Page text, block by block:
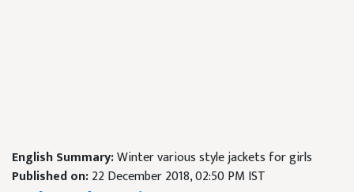
English Summary:Winter various style jackets for girls
Published on:22 December 2018, 02:50 PM IST